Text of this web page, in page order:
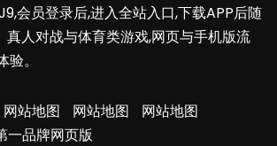
会员登录后,进入全站入口,下载APP后随
真人对战与体育类游戏,网页与手机版流
。
网站地图 网站地图
网站地图
一品牌网页版